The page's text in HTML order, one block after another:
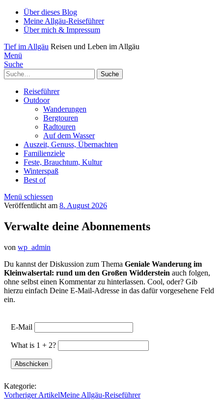
Über dieses Blog
Meine Allgäu-Reiseführer
Über mich & Impressum
Tief im Allgäu Reisen und Leben im Allgäu
Menü
Suche
Suche
Reiseführer
Outdoor
Wanderungen
Bergtouren
Radtouren
Auf dem Wasser
Auszeit, Genuss, Übernachten
Familienziele
Feste, Brauchtum, Kultur
Winterspaß
Best of
Menü schiessen
Veröffentlicht am 8. August 2026
Verwalte deine Abonnements
von wp_admin
Du kannst der Diskussion zum Thema Geniale Wanderung im
Kleinwalsertal: rund um den Großen Widderstein auch folgen,
ohne selbst einen Kommentar zu hinterlassen. Cool, oder? Gib
hierzu einfach Deine E-Mail-Adresse in das dafür vorgesehene Feld
ein.
E-Mail
What is 1 + 2?
Kategorie:
Vorheriger ArtikelMeine Allgäu-Reiseführer